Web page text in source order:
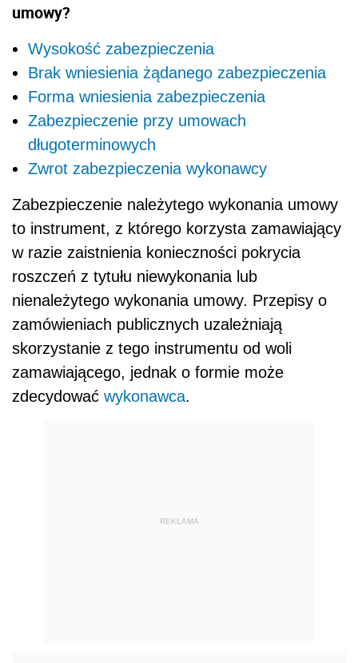
umowy?
Wysokość zabezpieczenia
Brak wniesienia żądanego zabezpieczenia
Forma wniesienia zabezpieczenia
Zabezpieczenie przy umowach
długoterminowych
Zwrot zabezpieczenia wykonawcy
Zabezpieczenie należytego wykonania umowy
to instrument, z którego korzysta zamawiający
w razie zaistnienia konieczności pokrycia
roszczeń z tytułu niewykonania lub
nienależytego wykonania umowy. Przepisy o
zamówieniach publicznych uzależniają
skorzystanie z tego instrumentu od woli
zamawiającego, jednak o formie może
zdecydować wykonawca.
REKLAMA